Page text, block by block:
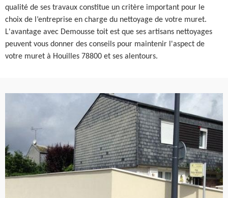
qualité de ses travaux constitue un critère important pour le
choix de l’entreprise en charge du nettoyage de votre muret.
L'avantage avec Demousse toit est que ses artisans nettoyages
peuvent vous donner des conseils pour maintenir l'aspect de
votre muret à Houilles 78800 et ses alentours.